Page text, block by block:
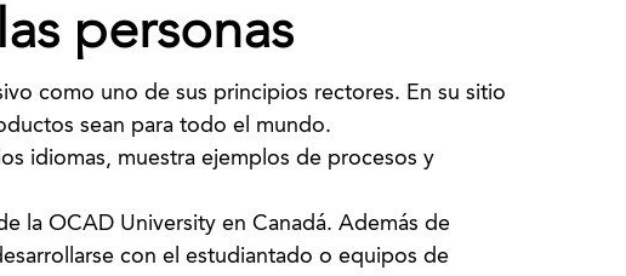
personas
como uno de sus principios rectores. En su sitio
sean para todo el mundo.
idiomas, muestra ejemplos de procesos y
la OCAD University en Canadá. Además de
con el estudiantado o equipos de